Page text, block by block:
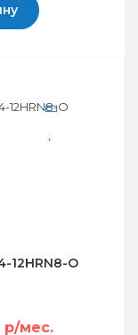
12HRN8-O
р/мес.